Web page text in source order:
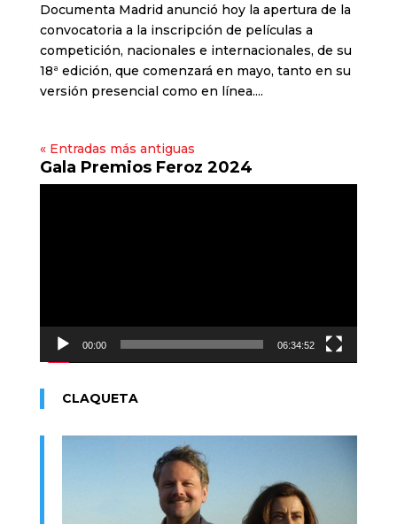
Documenta Madrid anunció hoy la apertura de la
convocatoria a la inscripción de películas a
competición, nacionales e internacionales, de su
18ª edición, que comenzará en mayo, tanto en su
versión presencial como en línea....
« Entradas más antiguas
Gala Premios Feroz 2024
00:00 06:34:52
CLAQUETA